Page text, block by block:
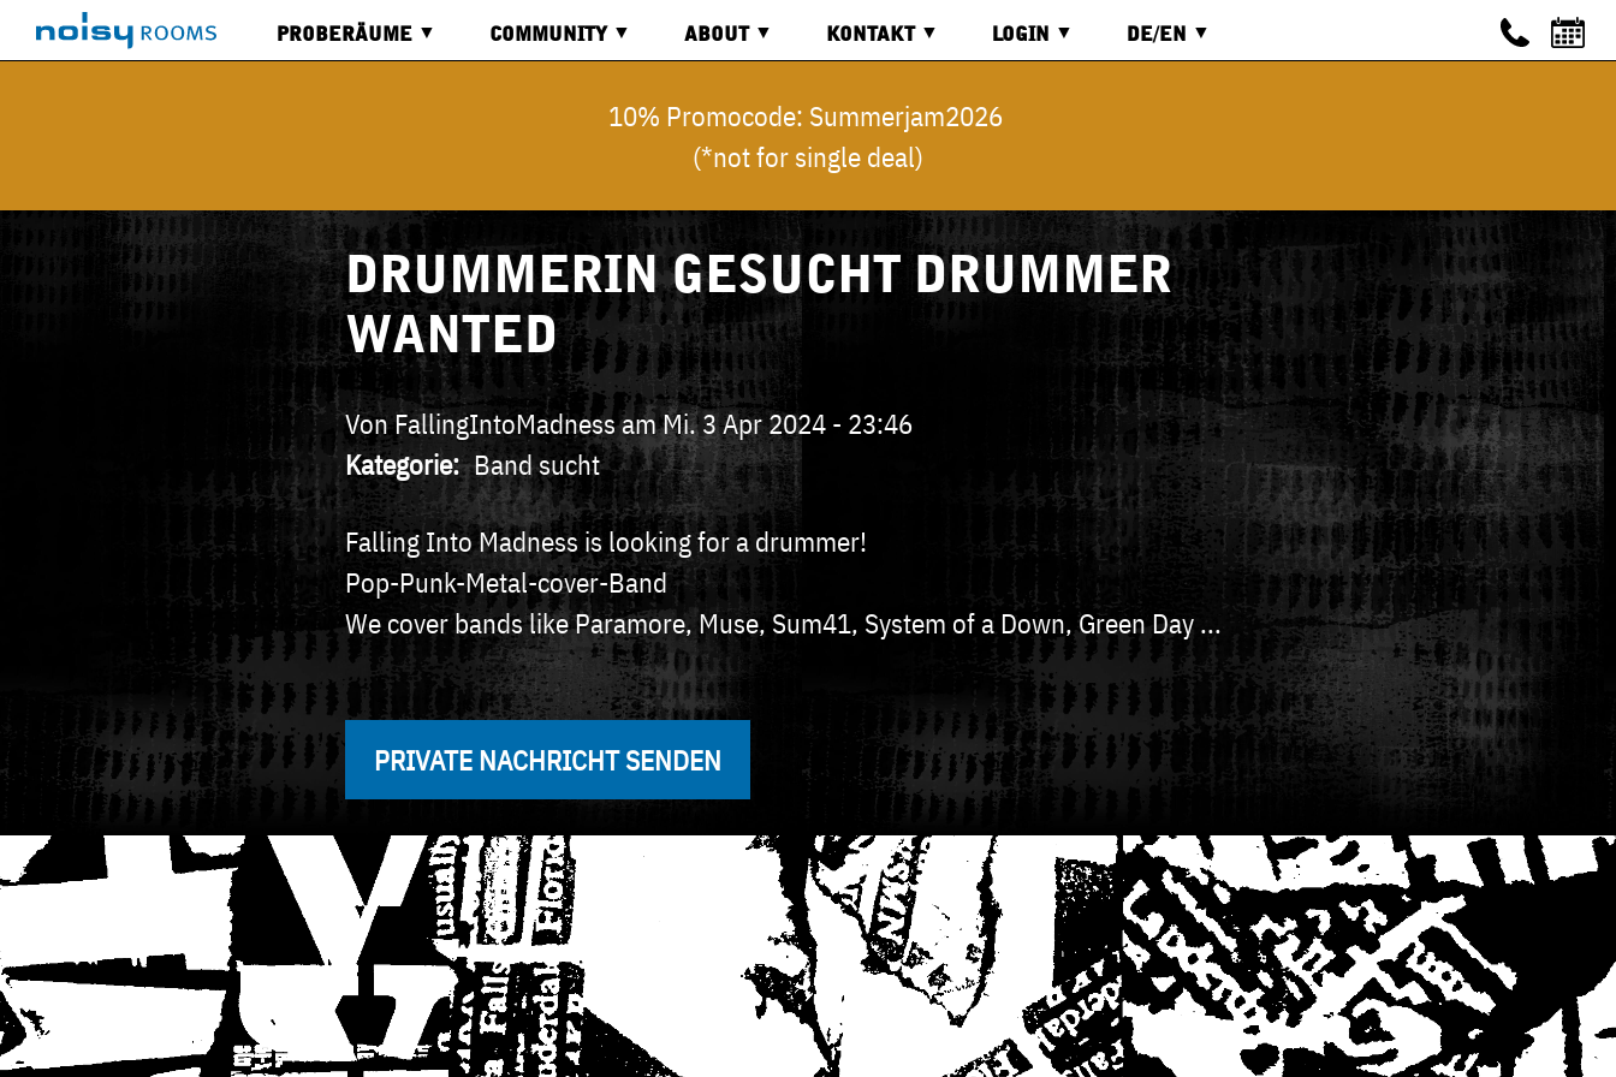
PROBERÄUME
SERVICES
COMMUNITY ABOUT
UNS
ECONOMY
KONTAKT
ANFAHRT
ANFRAGE
LOGIN DE/EN
10% Promocode: Summerjam2026
(*not for single deal)
DRUMMERIN GESUCHT DRUMMER
WANTED
VonFallingIntoMadnessamMi. 3 Apr 2024 - 23:46
Kategorie Band sucht
Falling Into Madness is looking for a drummer!
Pop-Punk-Metal-cover-Band
We cover bands like Paramore, Muse, Sum41, System of a Down, Green Day ...
PRIVATE NACHRICHT SENDEN